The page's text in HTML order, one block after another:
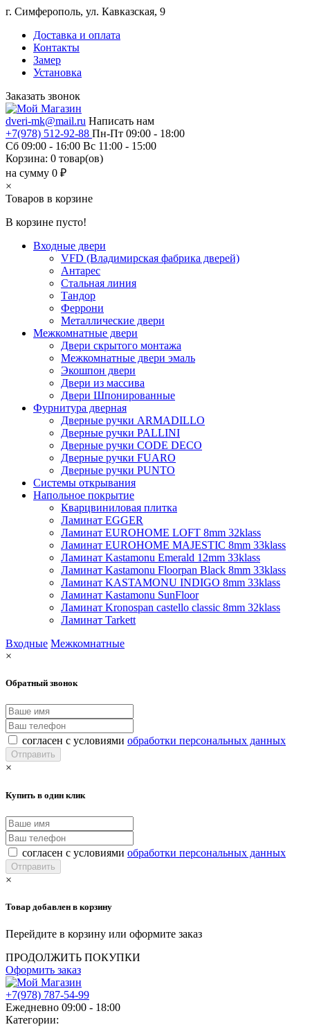
г. Симферополь, ул. Кавказская, 9
Доставка и оплата
Контакты
Замер
Установка
Заказать звонок
dveri-mk@mail.ru Написать нам
+7(978) 512-92-88 Пн-Пт 09:00 - 18:00
Сб 09:00 - 16:00 Вс 11:00 - 15:00
Корзина: 0 товар(ов)
на сумму 0 ₽
×
Товаров в корзине
В корзине пусто!
Входные двери
VFD (Владимирская фабрика дверей)
Антарес
Стальная линия
Тандор
Феррони
Металлические двери
Межкомнатные двери
Двери скрытого монтажа
Межкомнатные двери эмаль
Экошпон двери
Двери из массива
Двери Шпонированные
Фурнитура дверная
Дверные ручки ARMADILLO
Дверные ручки PALLINI
Дверные ручки CODE DECO
Дверные ручки FUARO
Дверные ручки PUNTO
Системы открывания
Напольное покрытие
Кварцвиниловая плитка
Ламинат EGGER
Ламинат EUROHOME LOFT 8mm 32klass
Ламинат EUROHOME MAJESTIC 8mm 33klass
Ламинат Kastamonu Emerald 12mm 33klass
Ламинат Kastamonu Floorpan Black 8mm 33klass
Ламинат KASTAMONU INDIGO 8mm 33klass
Ламинат Kastamonu SunFloor
Ламинат Kronospan castello classic 8mm 32klass
Ламинат Tarkett
Входные Межкомнатные
×
Обратный звонок
согласен с условиями обработки персональных данных
×
Купить в один клик
согласен с условиями обработки персональных данных
×
Товар добавлен в корзину
Перейдите в корзину или оформите заказ
ПРОДОЛЖИТЬ ПОКУПКИ
Оформить заказ
+7(978) 787-54-99
Ежедневно 09:00 - 18:00
Категории: